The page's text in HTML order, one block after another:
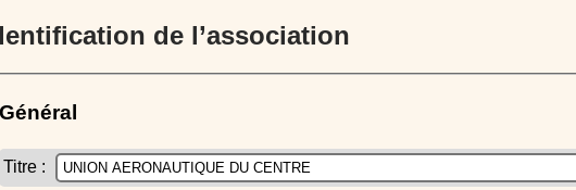
de l’association
Général
Titre :